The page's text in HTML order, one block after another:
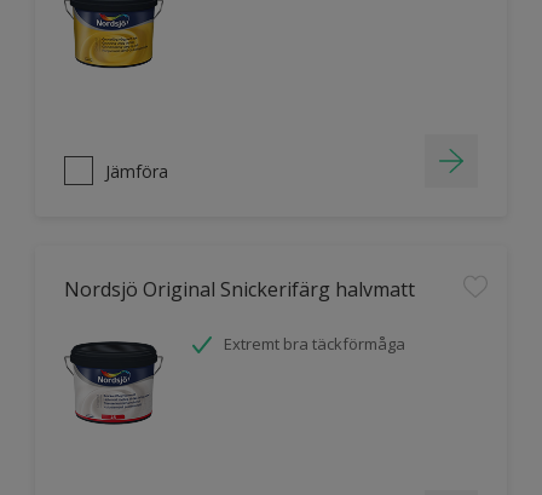
Jämföra
Nordsjö Original Snickerifärg halvmatt
Extremt bra täckförmåga